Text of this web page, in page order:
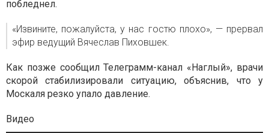
побледнел.
«Извините, пожалуйста, у нас гостю плохо», — прервал
эфир ведущий Вячеслав Пиховшек.
Как позже сообщил Телеграмм-канал «Наглый», врачи
скорой стабилизировали ситуацию, объяснив, что у
Москаля резко упало давление.
Видео